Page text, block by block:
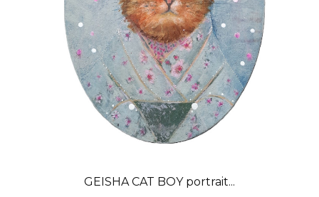
GEISHA CAT BOY portrait...